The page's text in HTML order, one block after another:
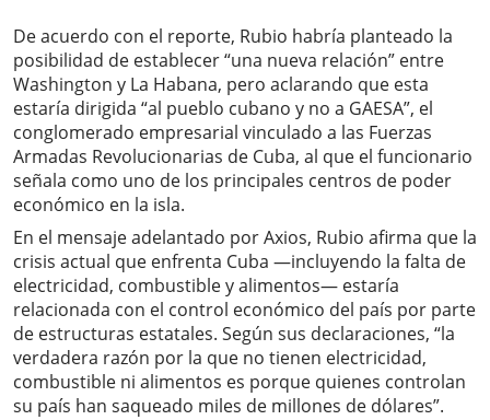
De acuerdo con el reporte, Rubio habría planteado la
posibilidad de establecer “una nueva relación” entre
Washington y La Habana, pero aclarando que esta
estaría dirigida “al pueblo cubano y no a GAESA”, el
conglomerado empresarial vinculado a las Fuerzas
Armadas Revolucionarias de Cuba, al que el funcionario
señala como uno de los principales centros de poder
económico en la isla.
En el mensaje adelantado por Axios, Rubio afirma que la
crisis actual que enfrenta Cuba —incluyendo la falta de
electricidad, combustible y alimentos— estaría
relacionada con el control económico del país por parte
de estructuras estatales. Según sus declaraciones, “la
verdadera razón por la que no tienen electricidad,
combustible ni alimentos es porque quienes controlan
su país han saqueado miles de millones de dólares”.